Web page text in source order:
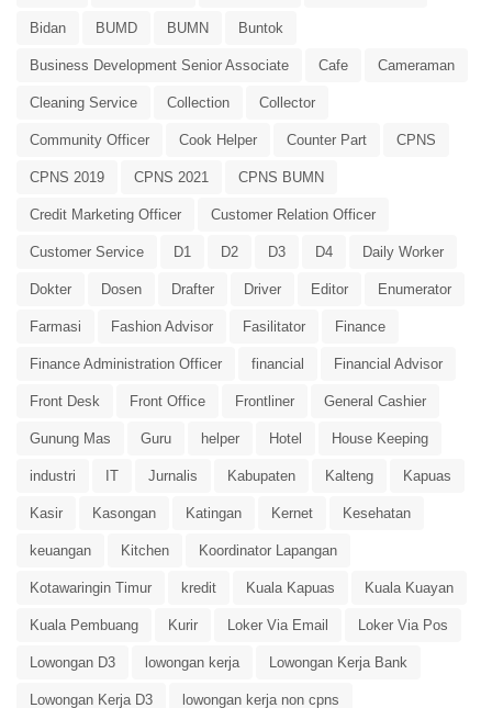
Bidan BUMD BUMN Buntok
Business Development Senior Associate Cafe Cameraman
Cleaning Service Collection Collector
Community Officer Cook Helper Counter Part CPNS
CPNS 2019 CPNS 2021 CPNS BUMN
Credit Marketing Officer Customer Relation Officer
Customer Service D1 D2 D3 D4 Daily Worker
Dokter Dosen Drafter Driver Editor Enumerator
Farmasi Fashion Advisor Fasilitator Finance
Finance Administration Officer financial Financial Advisor
Front Desk Front Office Frontliner General Cashier
Gunung Mas Guru helper Hotel House Keeping
industri IT Jurnalis Kabupaten Kalteng Kapuas
Kasir Kasongan Katingan Kernet Kesehatan
keuangan Kitchen Koordinator Lapangan
Kotawaringin Timur kredit Kuala Kapuas Kuala Kuayan
Kuala Pembuang Kurir Loker Via Email Loker Via Pos
Lowongan D3 lowongan kerja Lowongan Kerja Bank
Lowongan Kerja D3 lowongan kerja non cpns